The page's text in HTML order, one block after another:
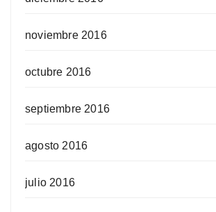
noviembre 2016
octubre 2016
septiembre 2016
agosto 2016
julio 2016